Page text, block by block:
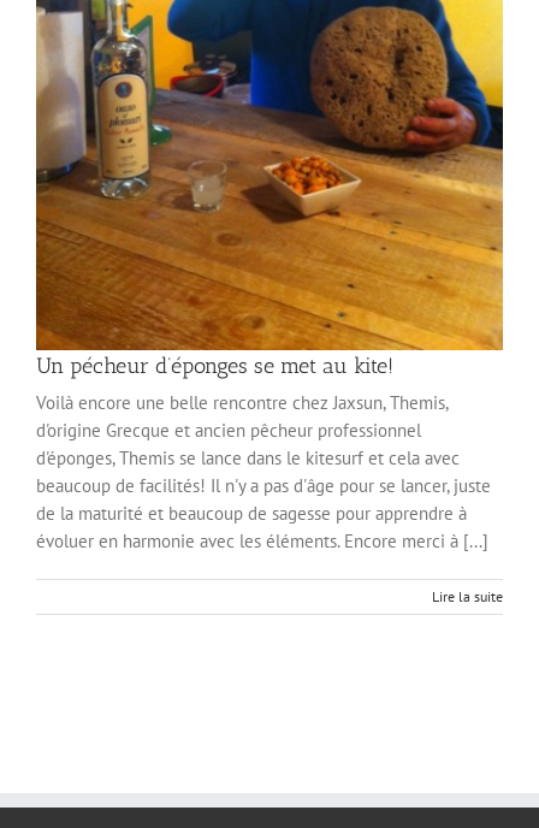
Un pécheur d’éponges se met au kite!
Voilà encore une belle rencontre chez Jaxsun, Themis,
d'origine Grecque et ancien pêcheur professionnel
d'éponges, Themis se lance dans le kitesurf et cela avec
beaucoup de facilités! Il n'y a pas d'âge pour se lancer, juste
de la maturité et beaucoup de sagesse pour apprendre à
évoluer en harmonie avec les éléments. Encore merci à [...]
Lire la suite